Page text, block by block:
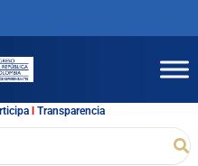
l Transparencia